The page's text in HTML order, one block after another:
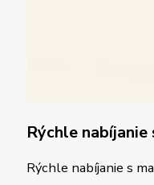
Rýchle
Rýchle nabíjanie s